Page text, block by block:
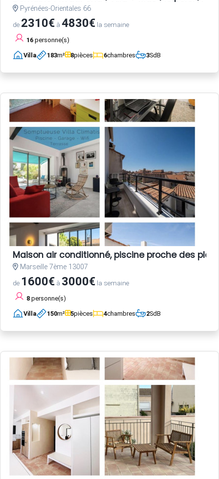
Pyrénées-Orientales 66
de 2310€ à 4830€ la semaine
16 personne(s)
Villa 183m² 8pièces 6chambres 3SdB
Maison air conditionné, piscine proche des
Marseille 7ème 13007
de 1600€ à 3000€ la semaine
8 personne(s)
Villa 150m² 5pièces 4chambres 2SdB